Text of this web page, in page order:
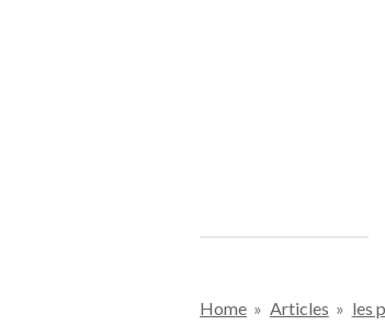
Home » Articles » les